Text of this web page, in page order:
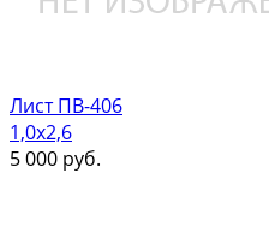
Лист ПВ-406
1,0х2,6
5 000 руб.